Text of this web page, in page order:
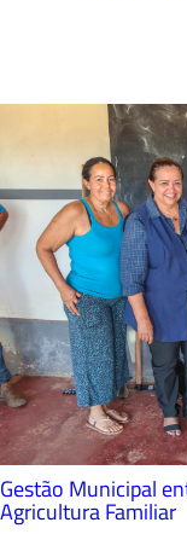
Gestão Municipal
Agricultura Familiar